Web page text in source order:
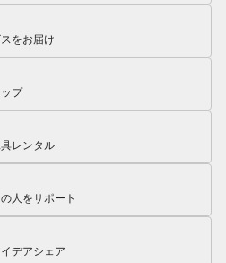
をお届け
プ
レンタル
人をサポート
デアシェア